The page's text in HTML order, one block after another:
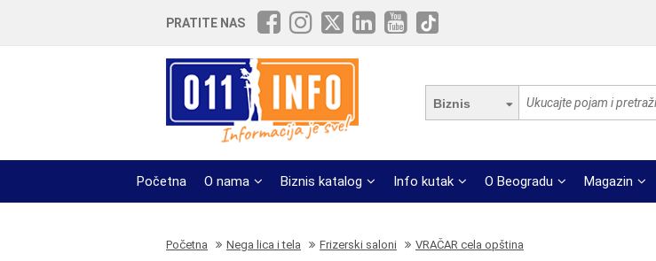
PRATITE NAS
Biznis
Početna O nama Biznis katalog Info kutak O Beogradu Magazin
Početna Nega lica i tela Frizerski saloni VRAČAR cela opština